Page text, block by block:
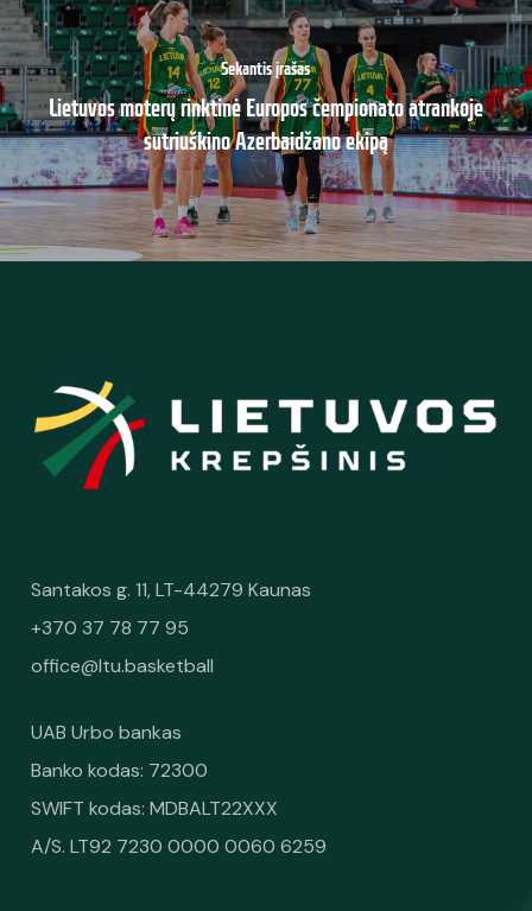
Sekantis įrašas
Lietuvos moterų rinktinė Europos čempionato atrankoje
sutriuškino Azerbaidžano ekipą
Santakos g. 11, LT-44279 Kaunas
+370 37 78 77 95
office@ltu.basketball
UAB Urbo bankas
Banko kodas: 72300
SWIFT kodas: MDBALT22XXX
A/S. LT92 7230 0000 0060 6259